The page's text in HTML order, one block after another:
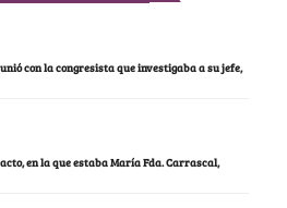
con la congresista que investigaba a su jefe,
en la que estaba María Fda. Carrascal,